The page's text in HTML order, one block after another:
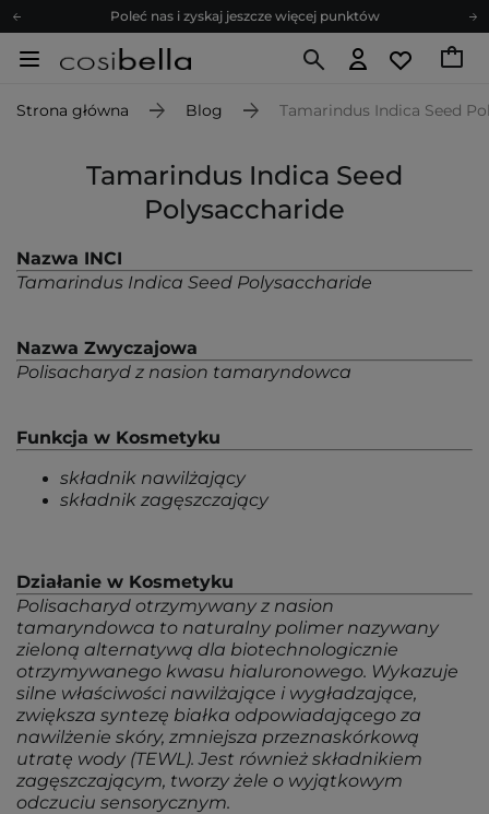
Poleć nas i zyskaj jeszcze więcej punktów
Zapisz się na newsletter pełen porad
Z nami to możliwe! Realizacja zamówienia do 24h.
Zapisz się na newsletter pełen porad
Strona główna Blog Tamarindus Indica Seed
Tamarindus Indica Seed
Polysaccharide
Nazwa INCI
Tamarindus Indica Seed Polysaccharide
Nazwa Zwyczajowa
Polisacharyd z nasion tamaryndowca
Funkcja w Kosmetyku
składnik nawilżający
składnik zagęszczający
Działanie w Kosmetyku
Polisacharyd otrzymywany z nasion
tamaryndowca to naturalny polimer nazywany
zieloną alternatywą dla biotechnologicznie
otrzymywanego kwasu hialuronowego. Wykazuje
silne właściwości nawilżające i wygładzające,
zwiększa syntezę białka odpowiadającego za
nawilżenie skóry, zmniejsza przeznaskórkową
utratę wody (TEWL). Jest również składnikiem
zagęszczającym, tworzy żele o wyjątkowym
odczuciu sensorycznym.